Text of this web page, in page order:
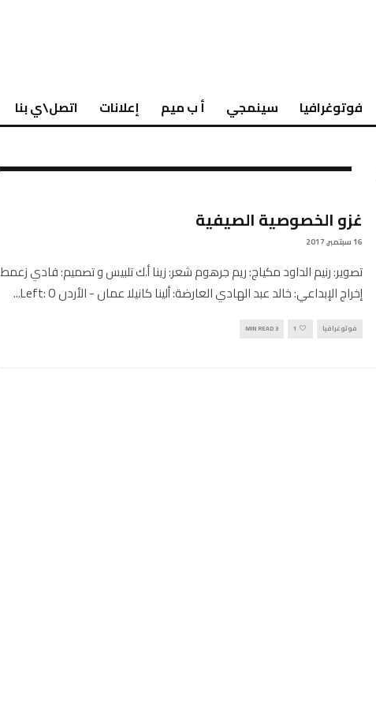
فوتوغرافيا سينمجي أ ب ميم إعلانات اتصل\ي بنا
غزو الخصوصية الصيفية
16 سبتمبر, 2017
تصوير: رنيم الداود مكياج: ريم جرهوم شعر: زينا أ.ك تلبيس و تصميم: فادي زعمط
إخراج الإبداعي: خالد عبد الهادي العارضة: ألينا كانيلا عمان - الأردن Left: O
...
فوتوغرافيا 1
3 MIN READ